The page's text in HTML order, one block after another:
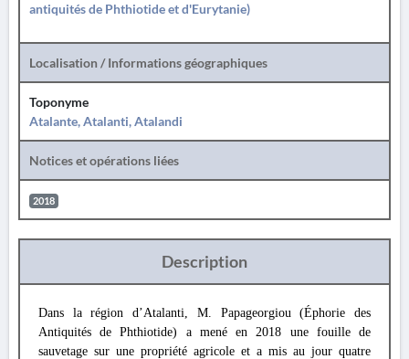
antiquités de Phthiotide et d'Eurytanie)
Localisation / Informations géographiques
Toponyme
Atalante, Atalanti, Atalandi
Notices et opérations liées
2018
Description
Dans la région d’Atalanti, M. Papageorgiou (Éphorie des
Antiquités de Phthiotide) a mené en 2018 une fouille de
sauvetage sur une propriété agricole et a mis au jour quatre